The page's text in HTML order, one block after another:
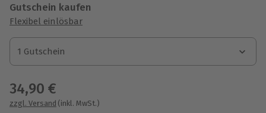
Gutschein kaufen
Flexibel einlösbar
1 Gutschein
1 Gutschein
1 Gutschein
34,90 €
zzgl. Versand (inkl. MwSt.)